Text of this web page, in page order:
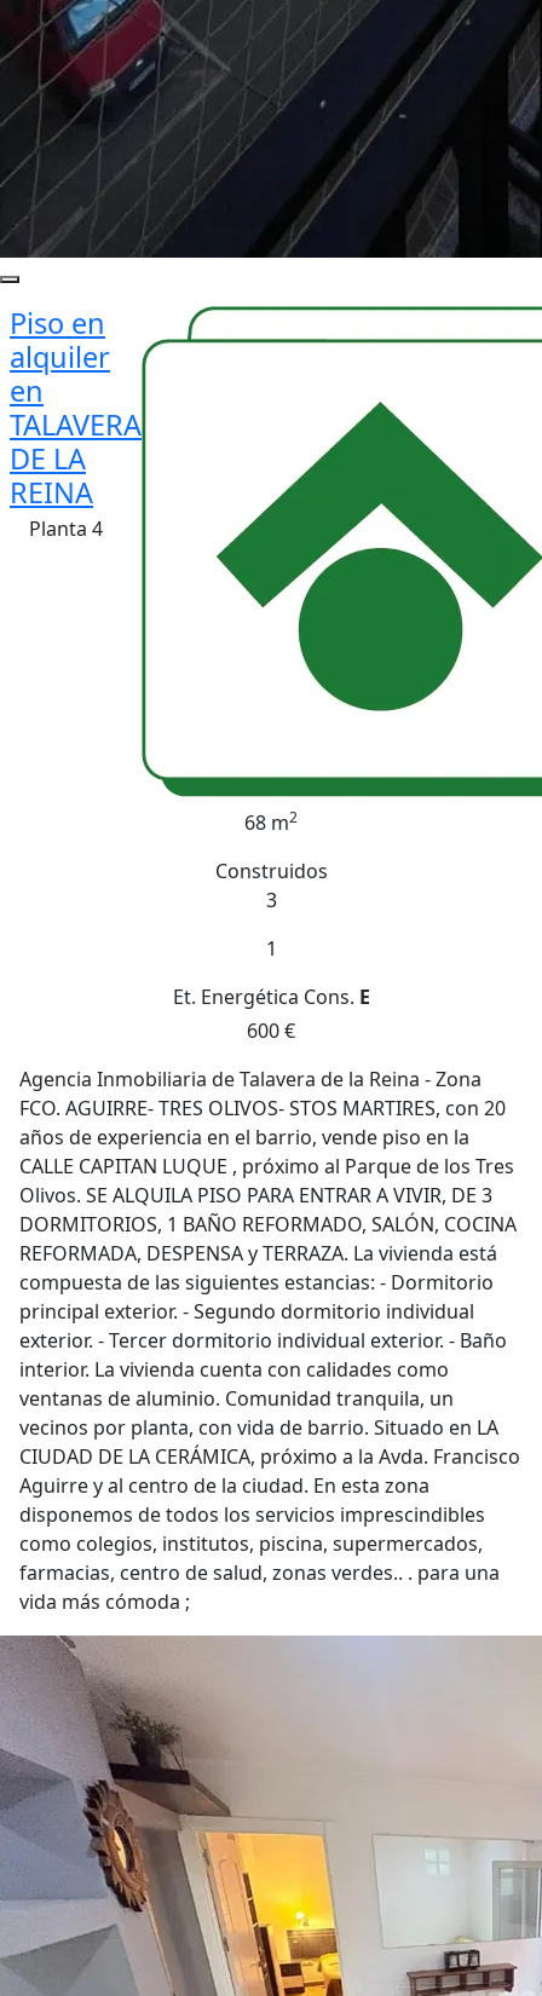
Piso en
alquiler
en
TALAVERA
DE LA
REINA
Planta 4
68 m2
Construidos
3
1
Et. Energética Cons. E
600 €
Agencia Inmobiliaria de Talavera de la Reina - Zona
FCO. AGUIRRE- TRES OLIVOS- STOS MARTIRES, con 20
años de experiencia en el barrio, vende piso en la
CALLE CAPITAN LUQUE , próximo al Parque de los Tres
Olivos. SE ALQUILA PISO PARA ENTRAR A VIVIR, DE 3
DORMITORIOS, 1 BAÑO REFORMADO, SALÓN, COCINA
REFORMADA, DESPENSA y TERRAZA. La vivienda está
compuesta de las siguientes estancias: - Dormitorio
principal exterior. - Segundo dormitorio individual
exterior. - Tercer dormitorio individual exterior. - Baño
interior. La vivienda cuenta con calidades como
ventanas de aluminio. Comunidad tranquila, un
vecinos por planta, con vida de barrio. Situado en LA
CIUDAD DE LA CERÁMICA, próximo a la Avda. Francisco
Aguirre y al centro de la ciudad. En esta zona
disponemos de todos los servicios imprescindibles
como colegios, institutos, piscina, supermercados,
farmacias, centro de salud, zonas verdes.. . para una
vida más cómoda ;